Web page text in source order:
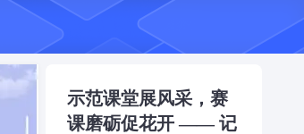
示范课堂展风采，赛
课磨砺促花开 —— 记